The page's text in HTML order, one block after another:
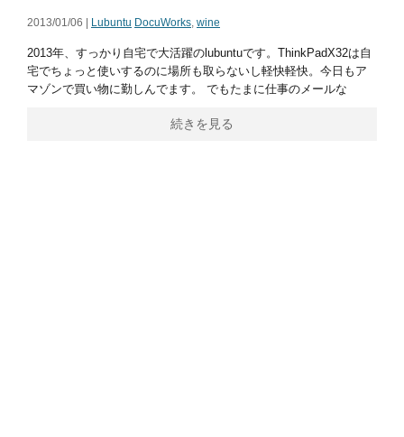
2013/01/06 | Lubuntu DocuWorks, wine
2013年、すっかり自宅で大活躍のlubuntuです。ThinkPadX32は自
宅でちょっと使いするのに場所も取らないし軽快軽快。今日もア
マゾンで買い物に勤しんでます。 でもたまに仕事のメールな
続きを見る